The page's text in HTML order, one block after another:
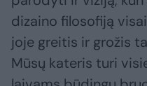
dizaino filosofiją
joje greitis ir grožis
Mūsų kateris turi